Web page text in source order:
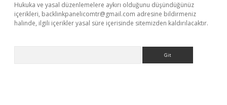
Hukuka ve yasal düzenlemelere aykırı olduğunu düşündüğünüz
içerikleri, backlinkpanelicomtr@gmail.com adresine bildirmeniz
halinde, ilgili içerikler yasal süre içerisinde sitemizden kaldırılacaktır.